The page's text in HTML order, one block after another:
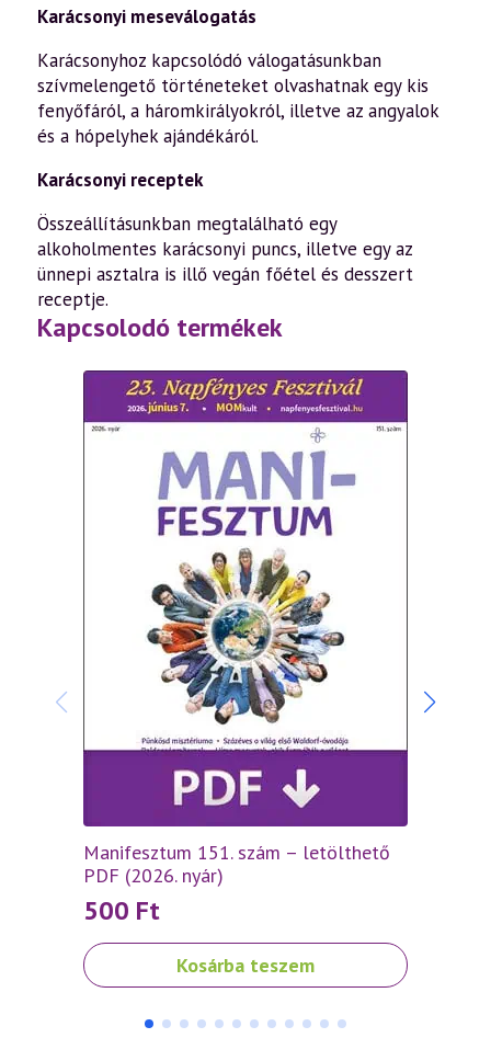
Karácsonyi meseválogatás
Karácsonyhoz kapcsolódó válogatásunkban
szívmelengető történeteket olvashatnak egy kis
fenyőfáról, a háromkirályokról, illetve az angyalok
és a hópelyhek ajándékáról.
Karácsonyi receptek
Összeállításunkban megtalálható egy
alkoholmentes karácsonyi puncs, illetve egy az
ünnepi asztalra is illő vegán főétel és desszert
receptje.
Kapcsolodó termékek
Manifesztum 151. szám – letölthető
PDF (2026. nyár)
500 Ft
Kosárba teszem